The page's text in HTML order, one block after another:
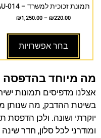
תמונת זכוכית למשרד – AU-014
₪220.00
–
₪1,250.00
בחר אפשרויות
מה מיוחד בהדפסה
אצלנו מדפיסים תמונות
בשיטת ההדבק, מה שנותן
יוקרתי ושונה. ולכן
ומודרני לכל סלון, חדר